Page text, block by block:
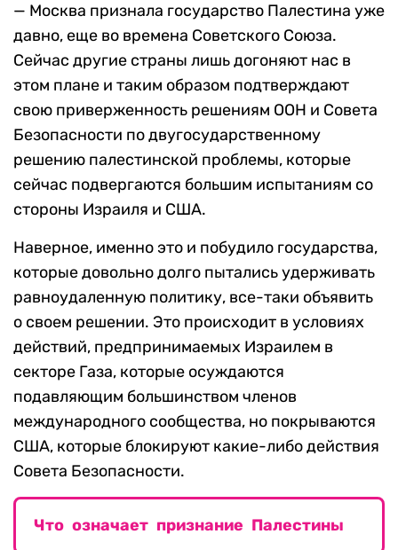
— Москва признала государство Палестина уже
давно, еще во времена Советского Союза.
Сейчас другие страны лишь догоняют нас в
этом плане и таким образом подтверждают
свою приверженность решениям ООН и Совета
Безопасности по двугосударственному
решению палестинской проблемы, которые
сейчас подвергаются большим испытаниям со
стороны Израиля и США.
Наверное, именно это и побудило государства,
которые довольно долго пытались удерживать
равноудаленную политику, все-таки объявить
о своем решении. Это происходит в условиях
действий, предпринимаемых Израилем в
секторе Газа, которые осуждаются
подавляющим большинством членов
международного сообщества, но покрываются
США, которые блокируют какие-либо действия
Совета Безопасности.
Что означает признание Палестины